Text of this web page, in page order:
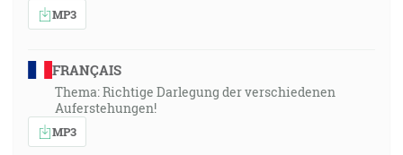
MP3
FRANÇAIS
Thema: Richtige Darlegung der verschiedenen
Auferstehungen!
MP3